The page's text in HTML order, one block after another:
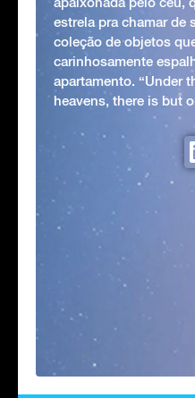
estrela pra chamar de
coleção de objetos
carinhosamente
apartamento. “Under
heavens, there is but